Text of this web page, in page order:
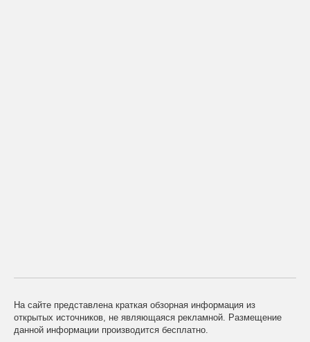
На сайте представлена краткая обзорная информация из
открытых источников, не являющаяся рекламной. Размещение
данной информации производится бесплатно.